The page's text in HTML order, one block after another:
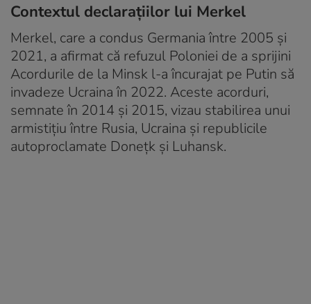
Contextul declarațiilor lui Merkel
Merkel, care a condus Germania între 2005 și
2021, a afirmat că refuzul Poloniei de a sprijini
Acordurile de la Minsk l-a încurajat pe Putin să
invadeze Ucraina în 2022. Aceste acorduri,
semnate în 2014 și 2015, vizau stabilirea unui
armistițiu între Rusia, Ucraina și republicile
autoproclamate Donețk și Luhansk.